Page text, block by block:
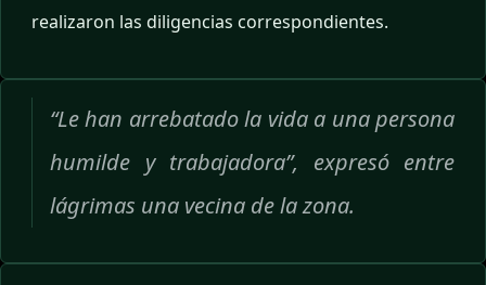
realizaron las diligencias correspondientes.
“Le han arrebatado la vida a una persona
humilde y trabajadora”, expresó entre
lágrimas una vecina de la zona.